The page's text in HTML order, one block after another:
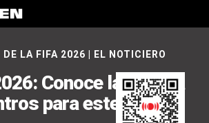
DE LA FIFA 2026 EL NOTICIERO
Conoce la agenda
para este lunes